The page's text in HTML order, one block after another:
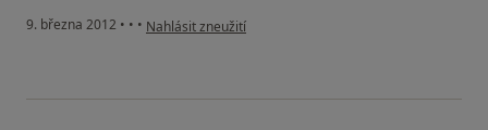
9. března 2012 • • • podle názoru uživatele staniczek A
Nahlásit zneužití